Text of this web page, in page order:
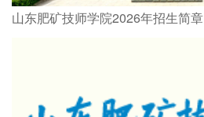
山东肥矿技师学院2026年招生简章